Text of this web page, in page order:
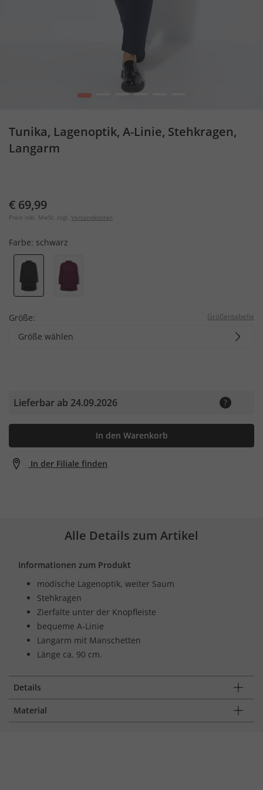
1
Tunika, Lagenoptik, A-Linie, Stehkragen,
Langarm
€ 69,99
Preis inkl. MwSt. zzgl. Versandkosten
Farbe: schwarz
Größe: Größentabelle
Größe wählen
Lieferbar ab 24.09.2026
In den Warenkorb
In der Filiale finden
Alle Details zum Artikel
Informationen zum Produkt
modische Lagenoptik, weiter Saum
Stehkragen
Zierfalte unter der Knopfleiste
bequeme A-Linie
Langarm mit Manschetten
Länge ca. 90 cm.
Details
Material